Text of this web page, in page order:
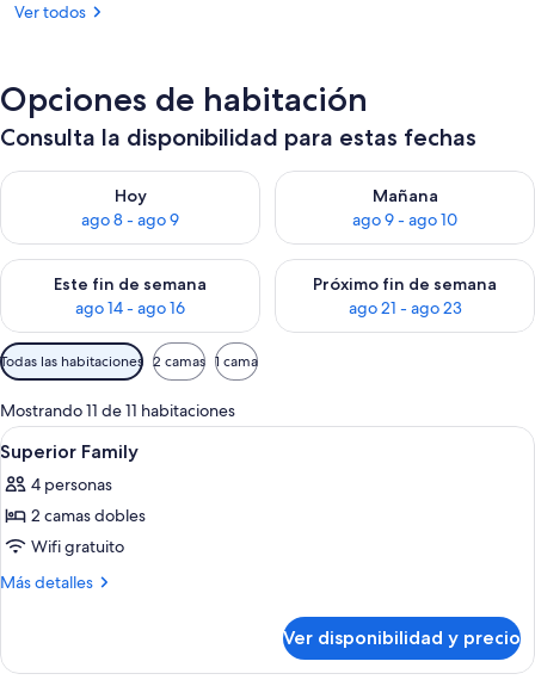
Ver todos
Opciones de habitación
Consulta la disponibilidad para estas fechas
Hoy
ago 8 - ago 9
Consulta la disponibilidad para hoy ago 8 - ago 9
Mañana
ago 9 - ago 10
Consulta la disponibilidad
Este fin de semana
ago 14 - ago 16
Consulta la disponibilidad para este fin de semana ago 14 -
Próximo fin de semana
ago 21 - ago 23
Consulta la disponibilidad
Filtros
disponibles
para
las
habitaciones
Todas las habitaciones 2 camas 1 cama
Mostrando 11 de 11 habitaciones
Ver
todas
las
fotos
de
Superior
Ropa de cama de alta calidad y caja
4
Superior Family
4 personas
2 camas dobles
Wifi gratuito
Más detalles
Más
Family
Ver disponibilidad y precio